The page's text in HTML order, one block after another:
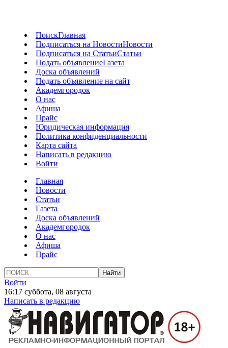
ПоискГлавная
Подписаться на НовостиНовости
Подписаться на СтатьиСтатьи
Подать объявлениеГазета
Доска объявлений
Подать объявление на сайт
Академгородок
О нас
Афиша
Прайс
Юридическая информация
Политика конфиденциальности
Карта сайта
Написать в редакцию
Войти
Главная
Новости
Статьи
Газета
Доска объявлений
Академгородок
О нас
Афиша
Прайс
Войти
16:17 суббота, 08 августа
Написать в редакцию